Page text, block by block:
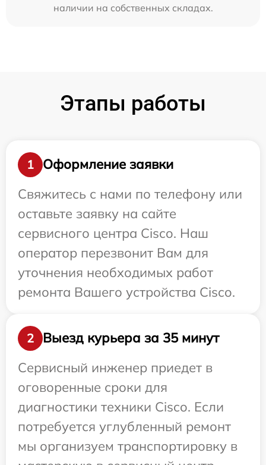
наличии на собственных складах.
Этапы работы
1
Оформление заявки
Свяжитесь с нами по телефону или
оставьте заявку на сайте
сервисного центра Cisco. Наш
оператор перезвонит Вам для
уточнения необходимых работ
ремонта Вашего устройства Cisco.
2
Выезд курьера за 35 минут
Сервисный инженер приедет в
оговоренные сроки для
диагностики техники Cisco. Если
потребуется углубленный ремонт
мы организуем транспортировку в